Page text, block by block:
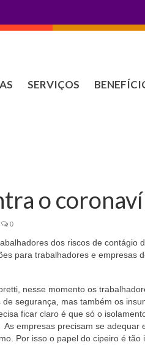
SERVIÇOS
o
0
dos riscos de contágio
para trabalhadores e empresas
nesse momento os
segurança, mas também os
ficar claro é que só o
empresas precisam se
Por isso o papel do cipeiro é